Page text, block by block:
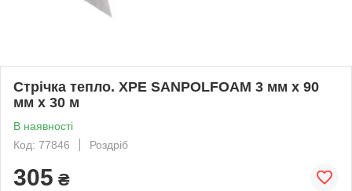
Стрічка тепло. XPE SANPOLFOAM 3 мм х 90
мм х 30 м
В наявності
Код: 77846
Роздріб
305 ₴